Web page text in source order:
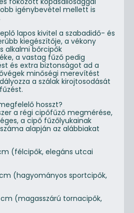
igénybevétel mellett is
lapos kivitel a szabadidő- és
kiegészítője, a vékony
alkalmi bőrcipők
a vastag fűző pedig
és extra biztonságot ad a
minőségi merevítést
a szálak kirojtosodását
hosszt?
a régi cipőfűző megmérése,
a cipő fűzőlyukainak
alapján az alábbiakat
(félcipők, elegáns utcai
(hagyományos sportcipők,
cm (magasszárú tornacipők,